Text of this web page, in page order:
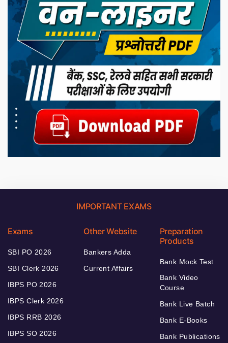
IMPORTANT EXAMS
Exams
SBI PO 2026
SBI Clerk 2026
IBPS PO 2026
IBPS Clerk 2026
IBPS RRB 2026
IBPS SO 2026
Other Website
Bankers Adda
Current Affairs
Preparation
Products
Bank Mock Test
Bank Video
Course
Bank Live Batch
Bank E-Books
Bank Publications